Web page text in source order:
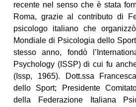
recente nel senso che è stata
Roma, grazie al contributo di
psicologo italiano che
Mondiale di Psicologia dello
stesso anno, fondò
Psychology (ISSP) di cui fu
(Issp, 1965). Dott.ssa
dello Sport; Presidente
della Federazione Italiana